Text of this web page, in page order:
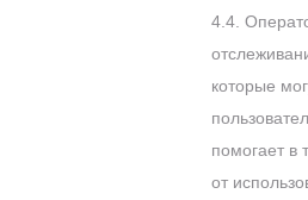
4.4.
которые
помогает в
от